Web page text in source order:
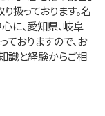
扱っております。名
に、愛知県、岐阜
ておりますので、お
識と経験からご相